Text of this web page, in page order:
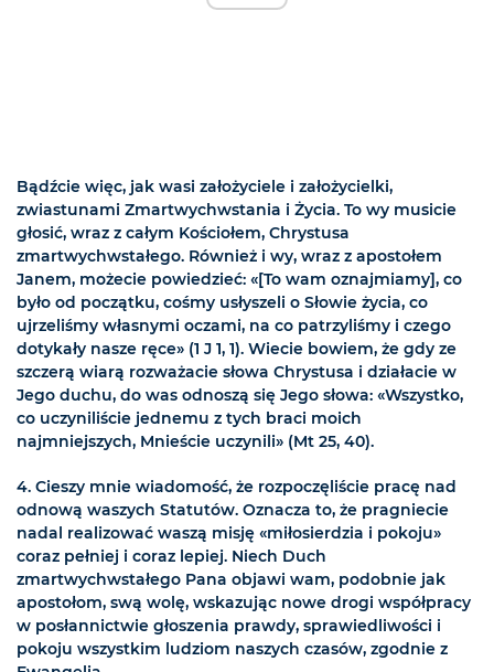
Bądźcie więc, jak wasi założyciele i założycielki,
zwiastunami Zmartwychwstania i Życia. To wy musicie
głosić, wraz z całym Kościołem, Chrystusa
zmartwychwstałego. Również i wy, wraz z apostołem
Janem, możecie powiedzieć: «[To wam oznajmiamy], co
było od początku, cośmy usłyszeli o Słowie życia, co
ujrzeliśmy własnymi oczami, na co patrzyliśmy i czego
dotykały nasze ręce» (1 J 1, 1). Wiecie bowiem, że gdy ze
szczerą wiarą rozważacie słowa Chrystusa i działacie w
Jego duchu, do was odnoszą się Jego słowa: «Wszystko,
co uczyniliście jednemu z tych braci moich
najmniejszych, Mnieście uczynili» (Mt 25, 40).
4. Cieszy mnie wiadomość, że rozpoczęliście pracę nad
odnową waszych Statutów. Oznacza to, że pragniecie
nadal realizować waszą misję «miłosierdzia i pokoju»
coraz pełniej i coraz lepiej. Niech Duch
zmartwychwstałego Pana objawi wam, podobnie jak
apostołom, swą wolę, wskazując nowe drogi współpracy
w posłannictwie głoszenia prawdy, sprawiedliwości i
pokoju wszystkim ludziom naszych czasów, zgodnie z